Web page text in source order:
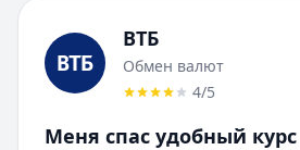
ВТБ
Обмен валют
4/5
Меня спас удобный курс